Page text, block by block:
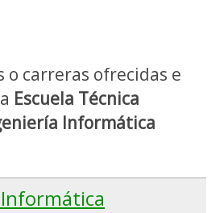
o carreras ofrecidas e
Escuela Técnica
Informática